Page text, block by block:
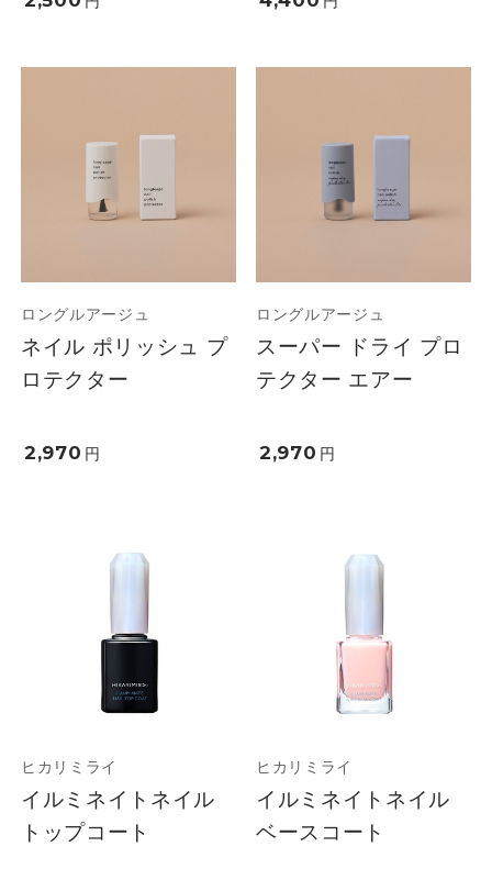
ロングルアージュ
ネイル ポリッシュ プ
ロテクター
2,970 円
ロングルアージュ
スーパー ドライ プロ
テクター エアー
2,970 円
ヒカリミライ
イルミネイトネイル
トップコート
ヒカリミライ
イルミネイトネイル
ベースコート